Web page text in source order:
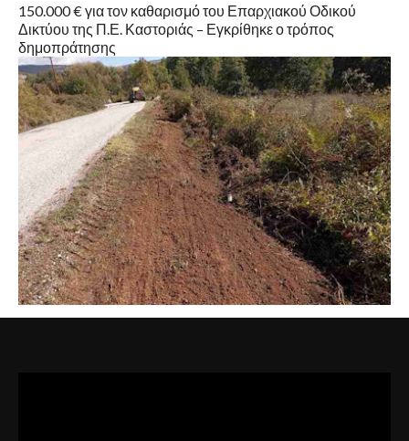
150.000 € για τον καθαρισμό του Επαρχιακού Οδικού
Δικτύου της Π.Ε. Καστοριάς – Εγκρίθηκε ο τρόπος
δημοπράτησης